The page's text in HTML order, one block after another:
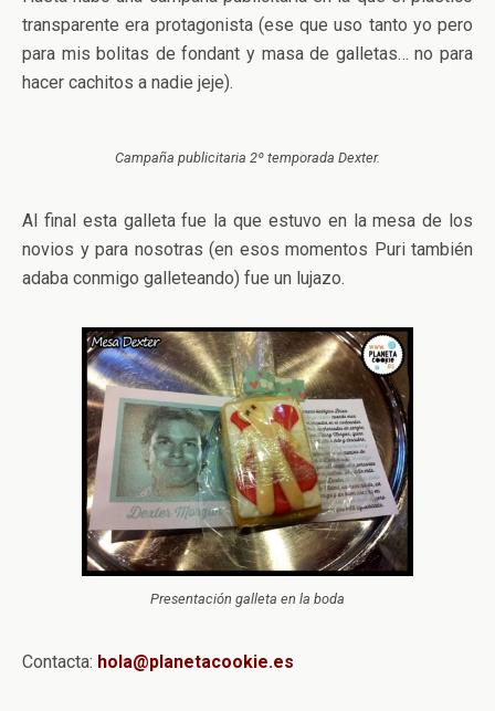
transparente era protagonista (ese que uso tanto yo pero
para mis bolitas de fondant y masa de galletas… no para
hacer cachitos a nadie jeje).
Campaña publicitaria 2º temporada Dexter.
Al final esta galleta fue la que estuvo en la mesa de los
novios y para nosotras (en esos momentos Puri también
adaba conmigo galleteando) fue un lujazo.
Presentación galleta en la boda
Contacta: hola@planetacookie.es